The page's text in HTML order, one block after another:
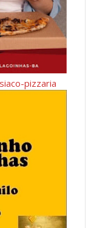
pizzaria